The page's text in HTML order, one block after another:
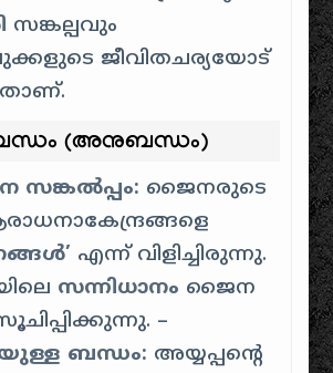
സങ്കല്പവും
ജീവിതചര്യയോട്
(അനുബന്ധം)
സങ്കൽപ്പം: ജൈനരുടെ
എന്ന് വിളിച്ചിരുന്നു.
സന്നിധാനം ജൈന
–
ബന്ധം: അയ്യപ്പൻ്റെ